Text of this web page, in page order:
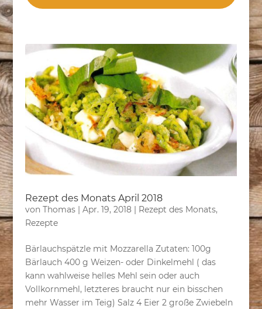
Rezept des Monats April 2018
von Thomas| Apr. 19, 2018| Rezept des Monats,
Rezepte
Bärlauchspätzle mit Mozzarella Zutaten: 100g
Bärlauch 400 g Weizen- oder Dinkelmehl ( das
kann wahlweise helles Mehl sein oder auch
Vollkornmehl, letzteres braucht nur ein bisschen
mehr Wasser im Teig) Salz 4 Eier 2 große Zwiebeln